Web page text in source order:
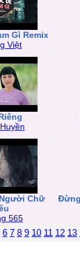
Gì Remix
Việt
Chữ
565
6 7 8 9 10 11 12 13